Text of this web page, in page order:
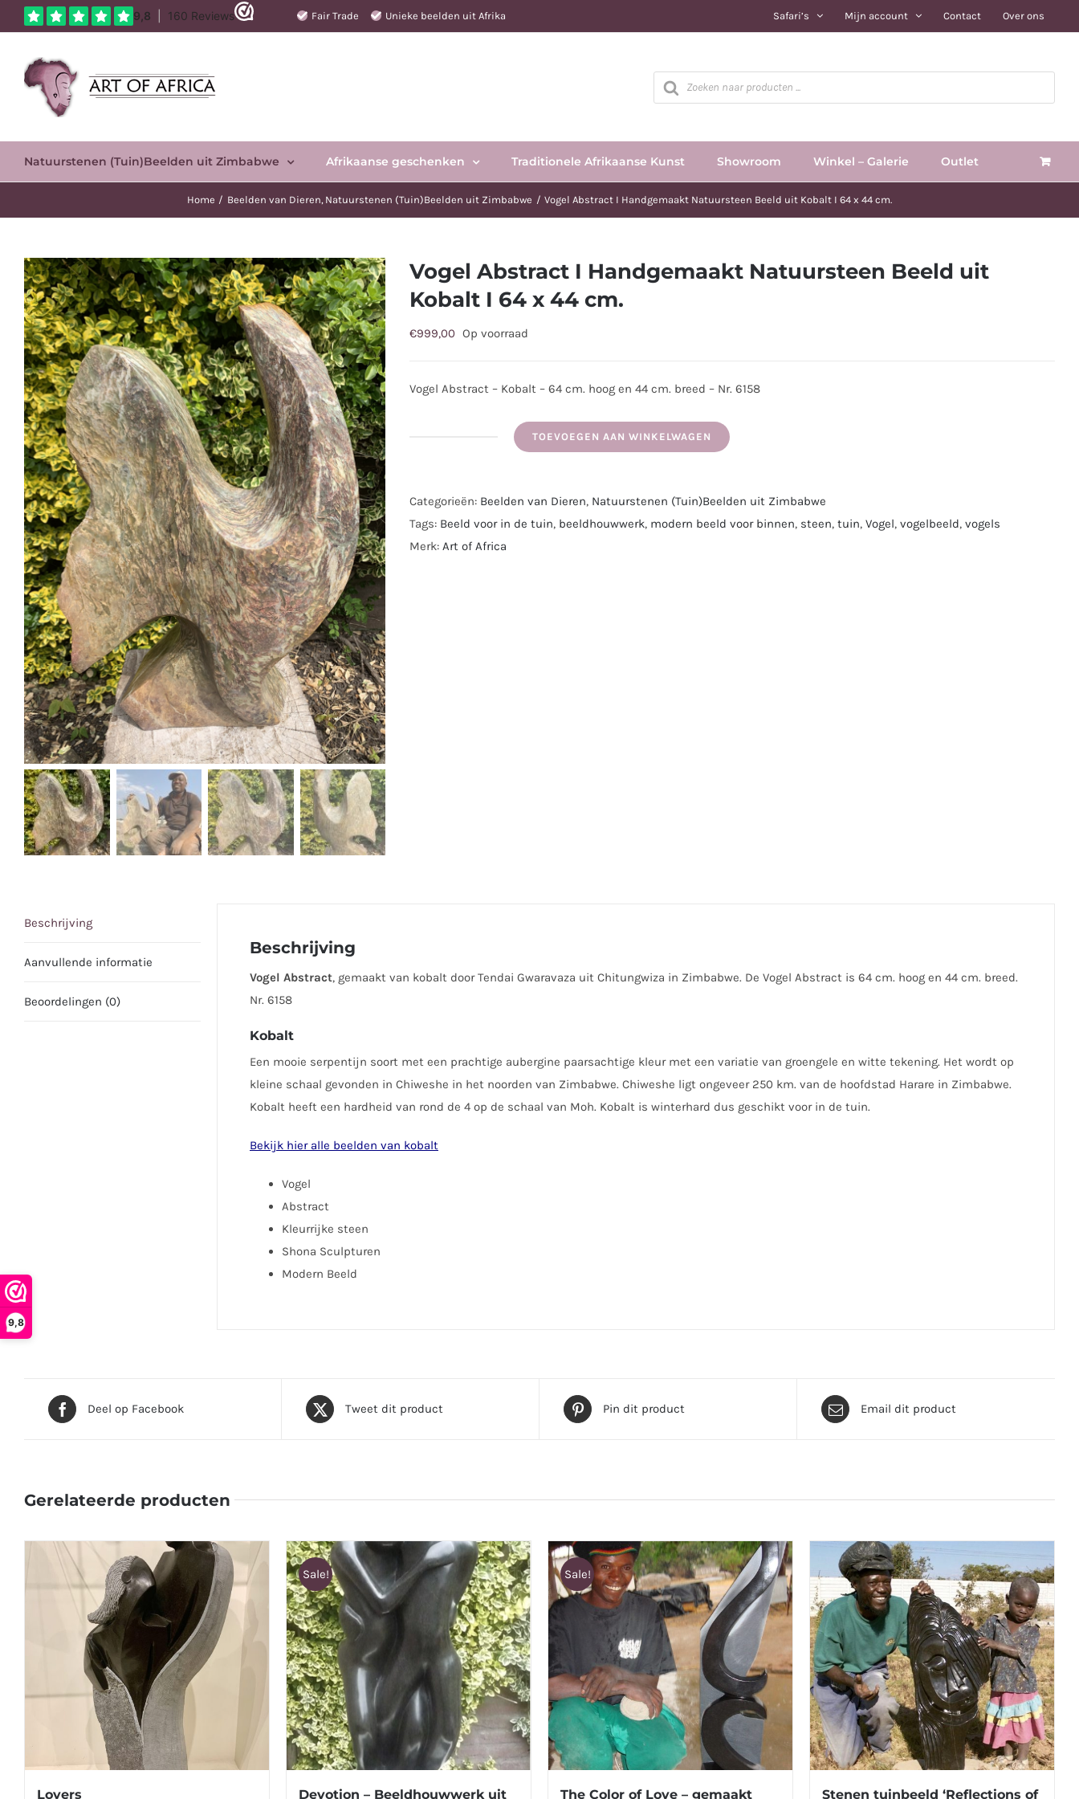
9,8
naar
inhoud
Fair Trade Unieke beelden uit Afrika Safari’s Mijn account Contact Over ons
Producten
zoeken
Natuurstenen (Tuin)Beelden uit Zimbabwe Afrikaanse geschenken Traditionele Afrikaanse Kunst Showroom Winkel – Galerie Outlet
Home Beelden van Dieren Natuurstenen (Tuin)Beelden uit Zimbabwe Vogel Abstract I Handgemaakt Natuursteen Beeld uit Kobalt I 64 x 44 cm.
Vogel Abstract I Handgemaakt Natuursteen Beeld uit
Kobalt I 64 x 44 cm.
€999,00 Op voorraad
Vogel Abstract – Kobalt – 64 cm. hoog en 44 cm. breed – Nr. 6158
TOEVOEGEN AAN WINKELWAGEN
Categorieën: Beelden van Dieren, Natuurstenen (Tuin)Beelden uit Zimbabwe
Tags: Beeld voor in de tuin, beeldhouwwerk, modern beeld voor binnen, steen, tuin, Vogel, vogelbeeld, vogels
Merk: Art of Africa
Beschrijving
Aanvullende informatie
Beoordelingen (0)
Beschrijving
Vogel Abstract, gemaakt van kobalt door Tendai Gwaravaza uit Chitungwiza in Zimbabwe. De Vogel Abstract is 64 cm. hoog en 44 cm. breed.
Nr. 6158
Kobalt
Een mooie serpentijn soort met een prachtige aubergine paarsachtige kleur met een variatie van groengele en witte tekening. Het wordt op
kleine schaal gevonden in Chiweshe in het noorden van Zimbabwe. Chiweshe ligt ongeveer 250 km. van de hoofdstad Harare in Zimbabwe.
Kobalt heeft een hardheid van rond de 4 op de schaal van Moh. Kobalt is winterhard dus geschikt voor in de tuin.
Bekijk hier alle beelden van kobalt
Vogel
Abstract
Kleurrijke steen
Shona Sculpturen
Modern Beeld
Deel op Facebook Tweet dit product Pin dit product Email dit product
Gerelateerde producten
Lovers
Sale!
Devotion – Beeldhouwwerk uit
Sale!
The Color of Love – gemaakt
Stenen tuinbeeld ‘Reflections of